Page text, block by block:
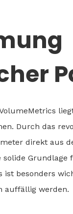
Durch das
direkt aus
solide
ist besonders
auffällig werden.